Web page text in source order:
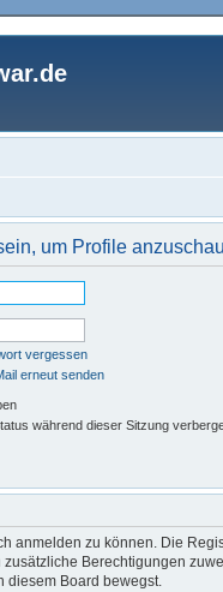
um Profile
vergessen
erneut senden
während dieser Sitzung
anmelden zu können. Die
Berechtigungen
diesem Board bewegst.